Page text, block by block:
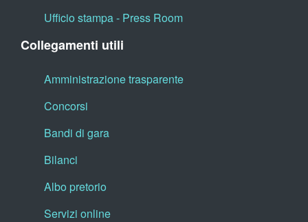
Ufficio stampa - Press Room
Collegamenti utili
Amministrazione trasparente
Concorsi
Bandi di gara
Bilanci
Albo pretorio
Servizi online